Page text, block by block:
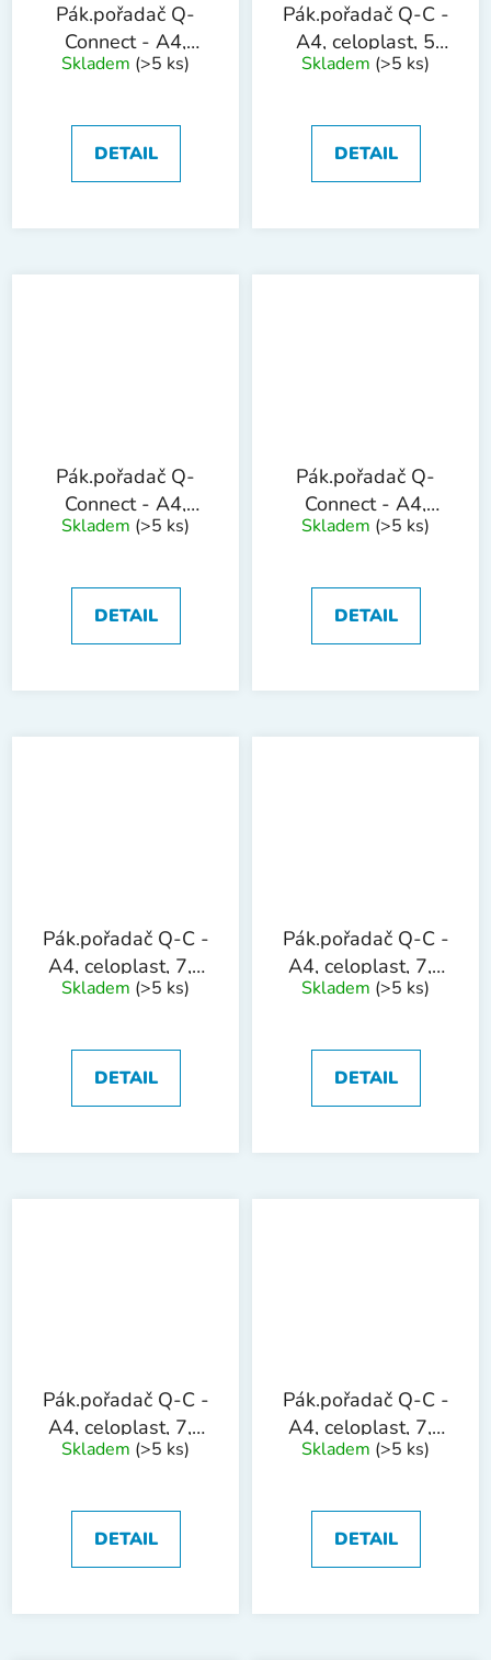
Pák.pořadač Q-
Connect - A4,
celoplast, 5 cm,
Skladem (>5 ks)
DETAIL
Pák.pořadač Q-C -
A4, celoplast, 5
cm, červený
Skladem (>5 ks)
DETAIL
Pák.pořadač Q-
Connect - A4,
celoplastový,
Skladem (>5 ks)
DETAIL
Pák.pořadač Q-
Connect - A4,
celoplast, 7,5
Skladem (>5 ks)
DETAIL
Pák.pořadač Q-C -
A4, celoplast, 7,5
cm, černý
Skladem (>5 ks)
DETAIL
Pák.pořadač Q-C -
A4, celoplast, 7,5
cm, zelený
Skladem (>5 ks)
DETAIL
Pák.pořadač Q-C -
A4, celoplast, 7,5
cm, modrý
Skladem (>5 ks)
DETAIL
Pák.pořadač Q-C -
A4, celoplast, 7,5
cm, červený
Skladem (>5 ks)
DETAIL